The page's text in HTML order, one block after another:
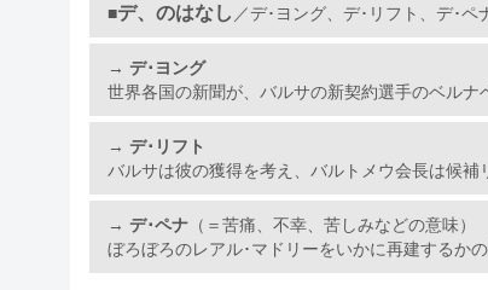
■デ、のはなし ／デ･ヨング、デ･リフト、デ･ペ
→ デ･ヨング
世界各国の新聞が、バルサの新契約選手のベルナ
→ デ･リフト
バルサは彼の獲得を考え、バルトメウ会長は候補
→ デ･ペナ （＝苦痛、不幸、苦しみなどの意味）
ぼろぼろのレアル･マドリーをいかに再建するか